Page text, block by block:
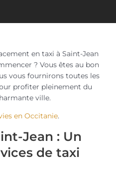
en taxi à Saint-Jean
? Vous êtes au bon
vous fournirons toutes les
profiter pleinement du
ville.
en Occitanie.
Jean : Un
de taxi